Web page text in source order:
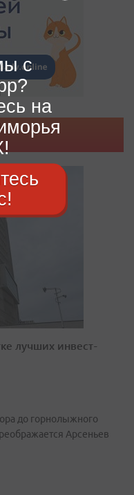
лучших инвест-
до горнолыжного
Арсеньев
с
на